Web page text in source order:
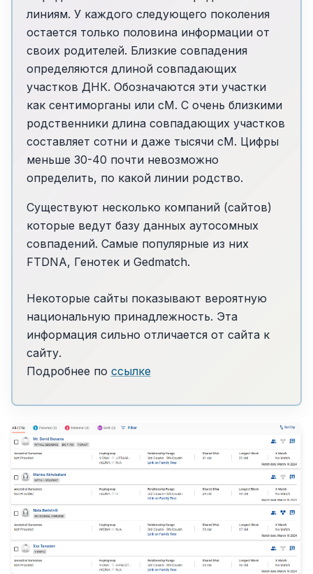
линиям. У каждого следующего поколения
остается только половина информации от
своих родителей. Близкие совпадения
определяются длиной совпадающих
участков ДНК. Обозначаются эти участки
как сентиморганы или сМ. С очень близкими
родственники длина совпадающих участков
составляет сотни и даже тысячи cM. Цифры
меньше 30-40 почти невозможно
определить, по какой линии родство.
Существуют несколько компаний (сайтов)
которые ведут базу данных аутосомных
совпадений. Самые популярные из них
FTDNA, Генотек и Gedmatch.
Некоторые сайты показывают вероятную
национальную принадлежность. Эта
информация сильно отличается от сайта к
сайту.
Подробнее по ссылке